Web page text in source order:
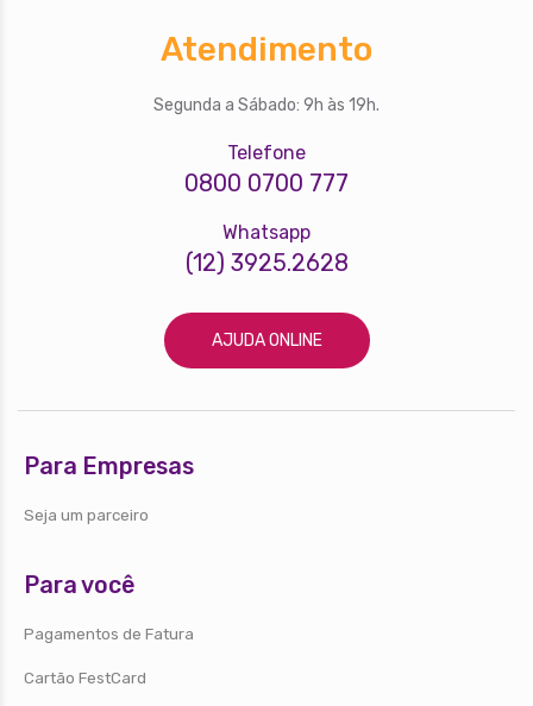
Atendimento
Segunda a Sábado: 9h às 19h.
Telefone
0800 0700 777
Whatsapp
(12) 3925.2628
AJUDA ONLINE
Para Empresas
Seja um parceiro
Para você
Pagamentos de Fatura
Cartão FestCard